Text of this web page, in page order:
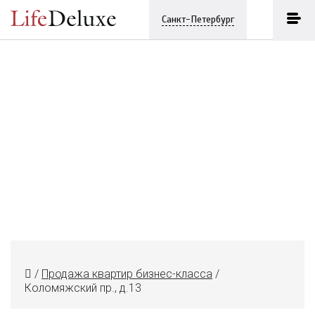
Санкт-Петербург
/ Продажа квартир бизнес-класса /
Коломяжский пр., д.13